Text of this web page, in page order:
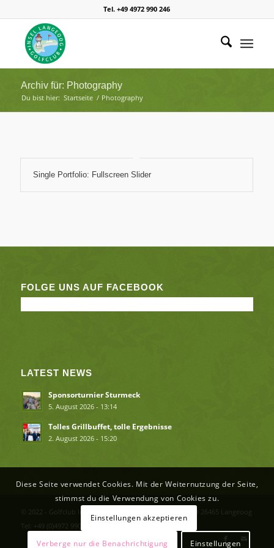
Tel. +49 4972 990 246
Archiv für: Photography
Du bist hier: Startseite / Photography
Single Portfolio: Fullscreen Slider
FOLGE UNS AUF FACEBOOK
LATEST NEWS
Sponsorturnier Sturmeck
5. August 2026 - 13:14
Tolles Grillbuffet, tolle Ergebnisse
2. August 2026 - 15:20
© 2022 - Golfclub Insel Langeoog e.V. Flughafenstr. 2 - D 26465 Langeoog
Tel: +49 (0)4972 990246 info(at)inselgolfen.de
Diese Seite verwendet Cookies. Mit der Weiternutzung der Seite,
stimmst du die Verwendung von Cookies zu.
Einstellungen akzeptieren
Verberge nur die Benachrichtigung Einstellungen